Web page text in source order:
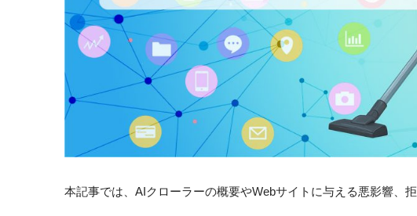
本記事では、AIクローラーの概要やWebサイトに与える悪影響、